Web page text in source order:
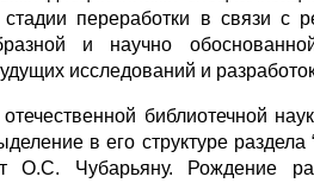
переработки в связи с
и научно
исследований и
библиотечной
в его структуре
О.С. Чубарьяну. Рождение